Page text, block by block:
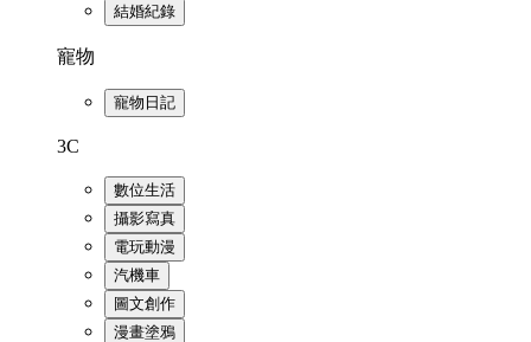
結婚紀錄
寵物
寵物日記
3C
數位生活
攝影寫真
電玩動漫
汽機車
圖文創作
漫畫塗鴉